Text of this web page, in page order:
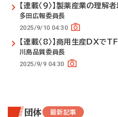
【連載〈9〉】製薬産業の理解
多田広報委員長
2025/9/10 04:30
【連載〈8〉】商用生産DXで
川島品質委員長
2025/9/9 04:30
団体 最新記事